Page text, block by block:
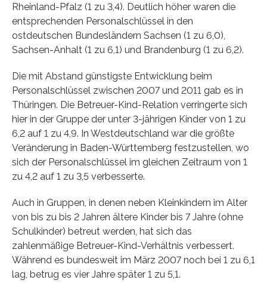
Rheinland-Pfalz (1 zu 3,4). Deutlich höher waren die
entsprechenden Personalschlüssel in den
ostdeutschen Bundesländern Sachsen (1 zu 6,0),
Sachsen-Anhalt (1 zu 6,1) und Brandenburg (1 zu 6,2).
Die mit Abstand günstigste Entwicklung beim
Personalschlüssel zwischen 2007 und 2011 gab es in
Thüringen. Die Betreuer-Kind-Relation verringerte sich
hier in der Gruppe der unter 3-jährigen Kinder von 1 zu
6,2 auf 1 zu 4,9. In Westdeutschland war die größte
Veränderung in Baden-Württemberg festzustellen, wo
sich der Personalschlüssel im gleichen Zeitraum von 1
zu 4,2 auf 1 zu 3,5 verbesserte.
Auch in Gruppen, in denen neben Kleinkindern im Alter
von bis zu bis 2 Jahren ältere Kinder bis 7 Jahre (ohne
Schulkinder) betreut werden, hat sich das
zahlenmäßige Betreuer-Kind-Verhältnis verbessert.
Während es bundesweit im März 2007 noch bei 1 zu 6,1
lag, betrug es vier Jahre später 1 zu 5,1.